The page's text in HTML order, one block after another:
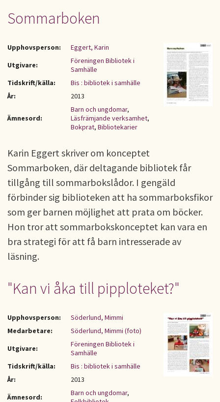
Sommarboken
Upphovsperson:
Eggert, Karin
Utgivare:
Föreningen Bibliotek i
Samhälle
Tidskrift/källa:
Bis : bibliotek i samhälle
År:
2013
Ämnesord:
Barn och ungdomar,
Läsfrämjande verksamhet,
Bokprat, Bibliotekarier
Karin Eggert skriver om konceptet
Sommarboken, där deltagande bibliotek får
tillgång till sommarbokslådor. I gengäld
förbinder sig biblioteken att ha sommarboksfikor
som ger barnen möjlighet att prata om böcker.
Hon tror att sommarbokskonceptet kan vara en
bra strategi för att få barn intresserade av
läsning.
"Kan vi åka till pipploteket?"
Upphovsperson:
Söderlund, Mimmi
Medarbetare:
Söderlund, Mimmi (foto)
Utgivare:
Föreningen Bibliotek i
Samhälle
Tidskrift/källa:
Bis : bibliotek i samhälle
År:
2013
Ämnesord:
Barn och ungdomar,